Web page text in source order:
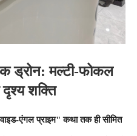
ड्रोन: मल्टी-फोकल
शक्ति
एंगल प्राइम" कथा तक ही सीमित